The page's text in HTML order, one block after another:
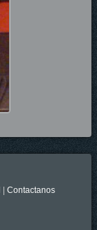
Contactanos